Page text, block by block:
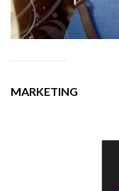
MARKETING